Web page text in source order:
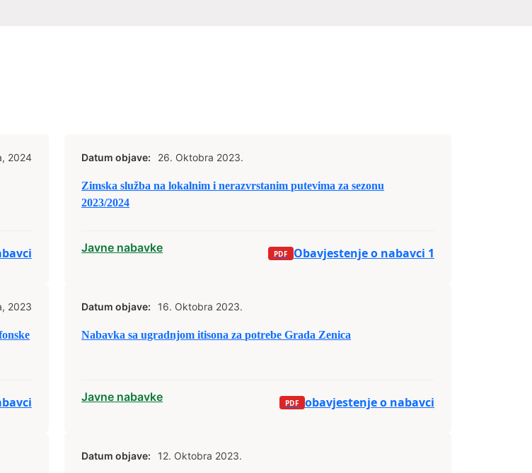
2024 Datum objave: 26. Oktobra 2023.
Zimska služba na lokalnim i nerazvrstanim putevima za sezonu
2023/2024
Javne nabavke Obavjestenje o nabavci 1
2023 Datum objave: 16. Oktobra 2023.
Nabavka sa ugradnjom itisona za potrebe Grada Zenica
Javne nabavke obavjestenje o nabavci
Datum objave: 12. Oktobra 2023.